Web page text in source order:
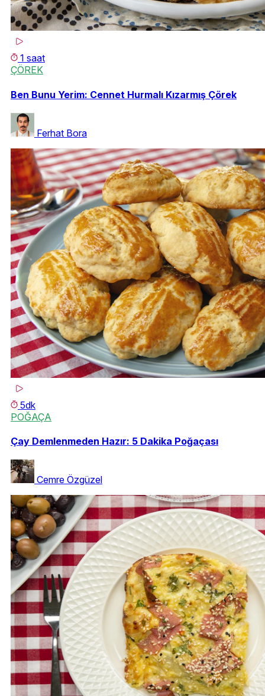
1 saat
ÇÖREK
Ben Bunu Yerim: Cennet Hurmalı Kızarmış Çörek
Ferhat Bora
5dk
POĞAÇA
Çay Demlenmeden Hazır: 5 Dakika Poğaçası
Cemre Özgüzel